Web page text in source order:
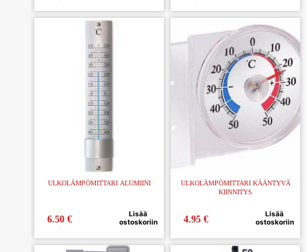
ULKOLÄMPÖMITTARI ALUMIINI
6.50€
Lisää
ostoskoriin
ULKOLÄMPÖMITTARI KÄÄNTYVÄ
KIINNITYS
4.95€
Lisää
ostoskoriin